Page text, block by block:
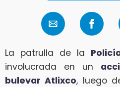
La patrulla de la
involucrada en un
bulevar Atlixco, luego